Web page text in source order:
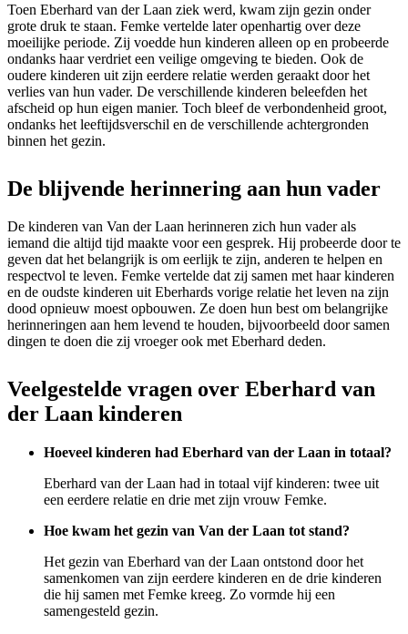
Toen Eberhard van der Laan ziek werd, kwam zijn gezin onder
grote druk te staan. Femke vertelde later openhartig over deze
moeilijke periode. Zij voedde hun kinderen alleen op en probeerde
ondanks haar verdriet een veilige omgeving te bieden. Ook de
oudere kinderen uit zijn eerdere relatie werden geraakt door het
verlies van hun vader. De verschillende kinderen beleefden het
afscheid op hun eigen manier. Toch bleef de verbondenheid groot,
ondanks het leeftijdsverschil en de verschillende achtergronden
binnen het gezin.
De blijvende herinnering aan hun vader
De kinderen van Van der Laan herinneren zich hun vader als
iemand die altijd tijd maakte voor een gesprek. Hij probeerde door te
geven dat het belangrijk is om eerlijk te zijn, anderen te helpen en
respectvol te leven. Femke vertelde dat zij samen met haar kinderen
en de oudste kinderen uit Eberhards vorige relatie het leven na zijn
dood opnieuw moest opbouwen. Ze doen hun best om belangrijke
herinneringen aan hem levend te houden, bijvoorbeeld door samen
dingen te doen die zij vroeger ook met Eberhard deden.
Veelgestelde vragen over Eberhard van
der Laan kinderen
Hoeveel kinderen had Eberhard van der Laan in totaal?
Eberhard van der Laan had in totaal vijf kinderen: twee uit
een eerdere relatie en drie met zijn vrouw Femke.
Hoe kwam het gezin van Van der Laan tot stand?
Het gezin van Eberhard van der Laan ontstond door het
samenkomen van zijn eerdere kinderen en de drie kinderen
die hij samen met Femke kreeg. Zo vormde hij een
samengesteld gezin.